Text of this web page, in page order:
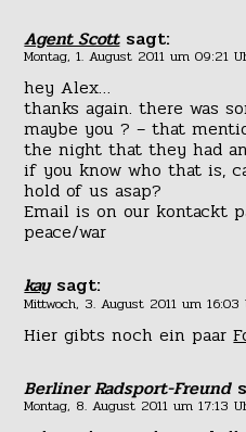
Agent Scott sagt:
Montag, 1. August 2011 um 09:21
hey Alex…
thanks again. there was
maybe you ? – that
the night that they had
if you know who that is,
hold of us asap?
Email is on our kontackt
peace/war
kay sagt:
Mittwoch, 3. August 2011 um 16:03
Hier gibts noch ein paar
Berliner Radsport-Freund
Montag, 8. August 2011 um 17:13